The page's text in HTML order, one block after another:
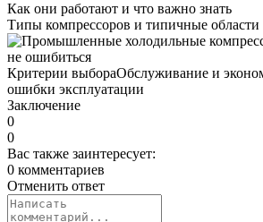
Как они работают и что важно знать
Типы компрессоров и типичные
Критерии выбораОбслуживание и
ошибки эксплуатации
Заключение
0
0
Вас также заинтересует:
0 комментариев
Отменить ответ